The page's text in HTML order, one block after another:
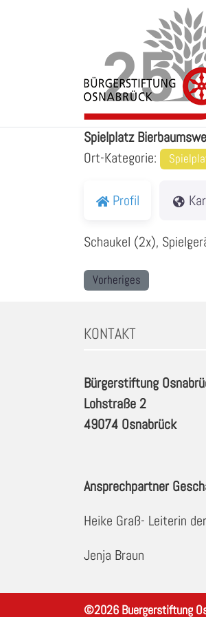
Spielplatz
Ort-Kategorie:
Profil
Schaukel (2x),
Vorheriges
KONTAKT
Bürgerstiftung
Lohstraße 2
49074 Osnabrück
Ansprechpartner
Heike Graß- Leiterin
Jenja Braun
©2026 Buergerstiftung